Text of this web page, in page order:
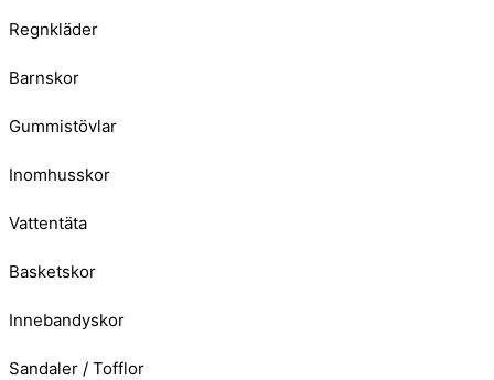
Regnkläder
Barnskor
Gummistövlar
Inomhusskor
Vattentäta
Basketskor
Innebandyskor
Sandaler / Tofflor